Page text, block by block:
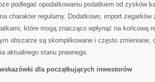
podlegać opodatkowaniu podatkiem od zysków
charakter regularny. Dodatkowo, import
które mogą znacząco wpłynąć na końcową
obszarze są skomplikowane i często zmieniane,
aktualnego stanu prawnego.
dla początkujących inwestorów